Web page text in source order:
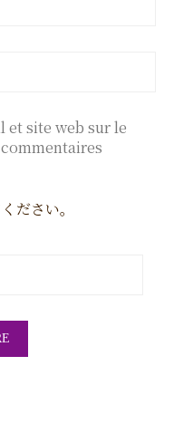
et site web sur le
ださい。